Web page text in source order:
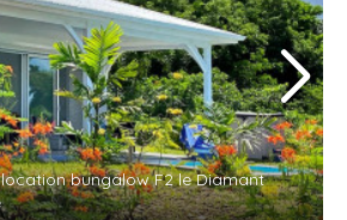
location bungalow F2 le Diamant